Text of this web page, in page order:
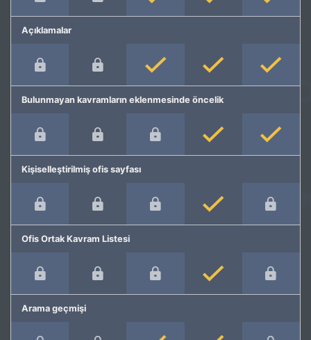
Açıklamalar
Bulunmayan kavramların eklenmesinde öncelik
Kişiselleştirilmiş ofis sayfası
Ofis Ortak Kavram Listesi
Arama geçmişi